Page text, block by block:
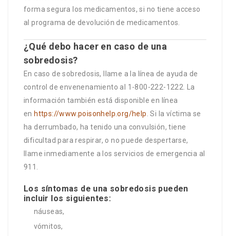
forma segura los medicamentos, si no tiene acceso
al programa de devolución de medicamentos.
¿Qué debo hacer en caso de una
sobredosis?
En caso de sobredosis, llame a la línea de ayuda de
control de envenenamiento al 1-800-222-1222. La
información también está disponible en línea
en https://www.poisonhelp.org/help . Si la víctima se
ha derrumbado, ha tenido una convulsión, tiene
dificultad para respirar, o no puede despertarse,
llame inmediamente a los servicios de emergencia al
911.
Los síntomas de una sobredosis pueden
incluir los siguientes:
náuseas,
vómitos,